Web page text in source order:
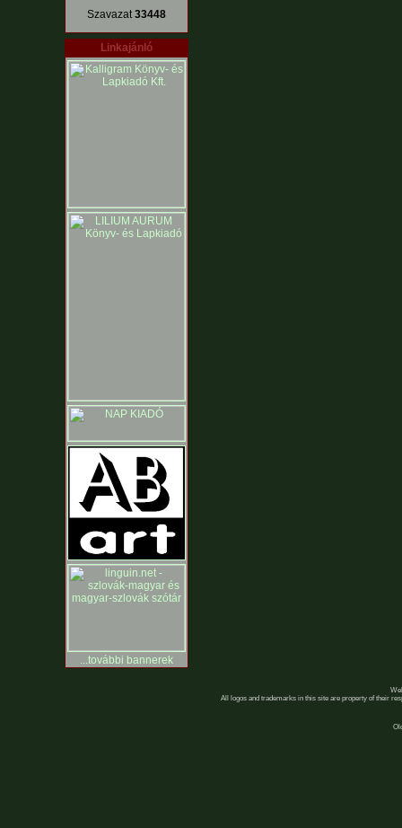
Szavazat33448
Linkajánló
...további bannerek
All logos and trademarks in this site are property of their